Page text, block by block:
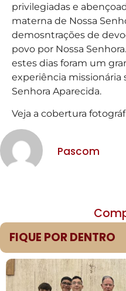
privilegiadas e
materna de Nossa
demosntrações de
povo por Nossa
estes dias foram um
experiência missionária
Senhora Aparecida.
Veja a cobertura
Pascom
FIQUE POR DENTRO